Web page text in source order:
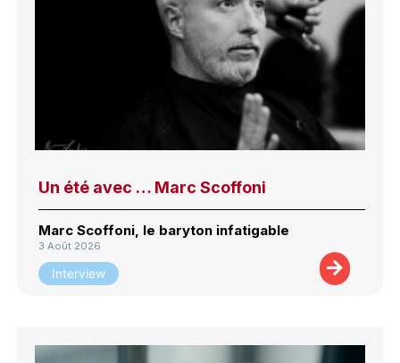
Un été avec … Marc Scoffoni
Marc Scoffoni, le baryton infatigable
3 Août 2026
Interview